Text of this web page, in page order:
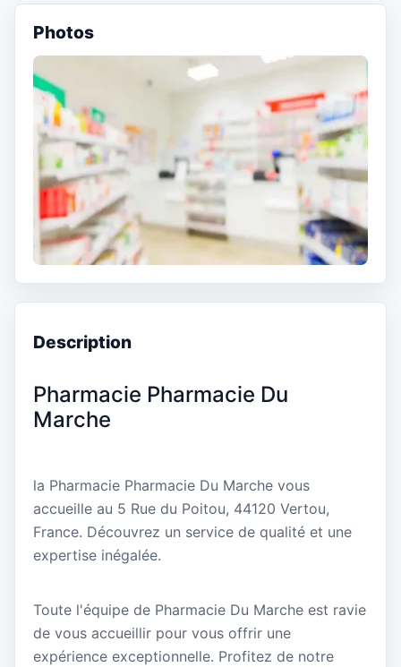
Photos
Description
Pharmacie Pharmacie Du
Marche
la Pharmacie Pharmacie Du Marche vous
accueille au 5 Rue du Poitou, 44120 Vertou,
France. Découvrez un service de qualité et une
expertise inégalée.
Toute l'équipe de Pharmacie Du Marche est ravie
de vous accueillir pour vous offrir une
expérience exceptionnelle. Profitez de notre